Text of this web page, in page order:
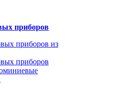
приборов
приборов из
приборов